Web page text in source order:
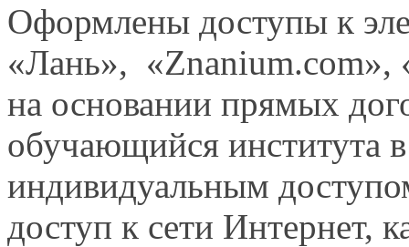
Оформлены доступы к
«Лань», «Znanium.com»,
на основании прямых
обучающийся института
индивидуальным
доступ к сети Интернет,